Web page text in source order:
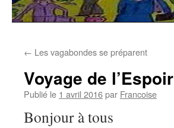
← Les vagabondes se préparent
Voyage de l’Espoir
Publié le 1 avril 2016par Francoise
Bonjour à tous